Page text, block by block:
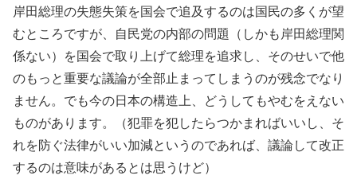
岸田総理の失態失策を国会で追及するのは国民の多くが望
むところですが、自民党の内部の問題（しかも岸田総理関
係ない）を国会で取り上げて総理を追求し、そのせいで他
のもっと重要な議論が全部止まってしまうのが残念でなり
ません。でも今の日本の構造上、どうしてもやむをえない
ものがあります。（犯罪を犯したらつかまればいいし、そ
れを防ぐ法律がいい加減というのであれば、議論して改正
するのは意味があるとは思うけど）